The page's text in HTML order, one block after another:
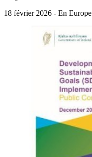
18 février 2026 - En Europe